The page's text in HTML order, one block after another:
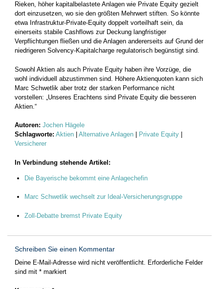
Rieken, höher kapitalbelastete Anlagen wie Private Equity gezielt
dort einzusetzen, wo sie den größten Mehrwert stiften. So könnte
etwa Infrastruktur-Private-Equity doppelt vorteilhaft sein, da
einerseits stabile Cashflows zur Deckung langfristiger
Verpflichtungen fließen und die Anlagen andererseits auf Grund der
niedrigeren Solvency-Kapitalcharge regulatorisch begünstigt sind.
Sowohl Aktien als auch Private Equity haben ihre Vorzüge, die
wohl individuell abzustimmen sind. Höhere Aktienquoten kann sich
Marc Schwetlik aber trotz der starken Performance nicht
vorstellen: „Unseres Erachtens sind Private Equity die besseren
Aktien.“
Autoren: Jochen Hägele
Schlagworte: Aktien Alternative Anlagen Private Equity
Versicherer
In Verbindung stehende Artikel:
Die Bayerische bekommt eine Anlagechefin
Marc Schwetlik wechselt zur Ideal-Versicherungsgruppe
Zoll-Debatte bremst Private Equity
Schreiben Sie einen Kommentar
Deine E-Mail-Adresse wird nicht veröffentlicht. Erforderliche Felder
sind mit * markiert